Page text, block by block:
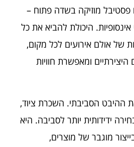
פסטיבל מוזיקה בשדה פתוח –
היכולת להביא את כל
של אולם אירועים לכל מקום,
ומאפשרת חוויות
ההיבט הסביבתי. השכרת ציוד,
ידידותית יותר לסביבה. היא
מוגבר של מוצרים,